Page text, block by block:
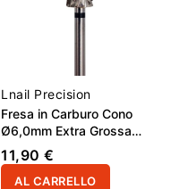
Lnail Precision
Fresa in Carburo Cono
Ø6,0mm Extra Grossa
Taglio Incrociato Super Cut
LL 14,6mm
11,90 €
AL CARRELLO